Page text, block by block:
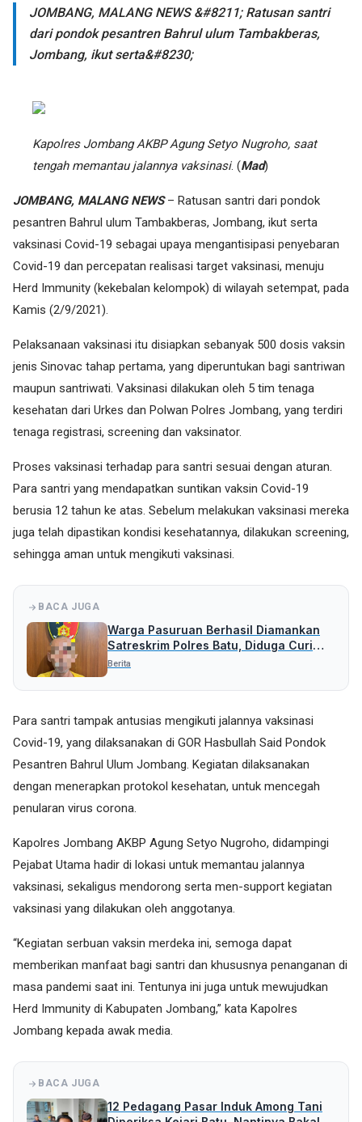
JOMBANG, MALANG NEWS &#8211; Ratusan santri
dari pondok pesantren Bahrul ulum Tambakberas,
Jombang, ikut serta&#8230;
Kapolres Jombang AKBP Agung Setyo Nugroho, saat
tengah memantau jalannya vaksinasi. (Mad)
JOMBANG, MALANG NEWS– Ratusan santri dari pondok
pesantren Bahrul ulum Tambakberas, Jombang, ikut serta
vaksinasi Covid-19 sebagai upaya mengantisipasi penyebaran
Covid-19 dan percepatan realisasi target vaksinasi, menuju
Herd Immunity (kekebalan kelompok) di wilayah setempat, pada
Kamis (2/9/2021).
Pelaksanaan vaksinasi itu disiapkan sebanyak 500 dosis vaksin
jenis Sinovac tahap pertama, yang diperuntukan bagi santriwan
maupun santriwati. Vaksinasi dilakukan oleh 5 tim tenaga
kesehatan dari Urkes dan Polwan Polres Jombang, yang terdiri
tenaga registrasi, screening dan vaksinator.
Proses vaksinasi terhadap para santri sesuai dengan aturan.
Para santri yang mendapatkan suntikan vaksin Covid-19
berusia 12 tahun ke atas. Sebelum melakukan vaksinasi mereka
juga telah dipastikan kondisi kesehatannya, dilakukan screening,
sehingga aman untuk mengikuti vaksinasi.
BACA JUGA
Warga Pasuruan Berhasil Diamankan
Satreskrim Polres Batu, Diduga Curi
Uang Rp 5 Juta
Berita
Para santri tampak antusias mengikuti jalannya vaksinasi
Covid-19, yang dilaksanakan di GOR Hasbullah Said Pondok
Pesantren Bahrul Ulum Jombang. Kegiatan dilaksanakan
dengan menerapkan protokol kesehatan, untuk mencegah
penularan virus corona.
Kapolres Jombang AKBP Agung Setyo Nugroho, didampingi
Pejabat Utama hadir di lokasi untuk memantau jalannya
vaksinasi, sekaligus mendorong serta men-support kegiatan
vaksinasi yang dilakukan oleh anggotanya.
“Kegiatan serbuan vaksin merdeka ini, semoga dapat
memberikan manfaat bagi santri dan khususnya penanganan di
masa pandemi saat ini. Tentunya ini juga untuk mewujudkan
Herd Immunity di Kabupaten Jombang,” kata Kapolres
Jombang kepada awak media.
BACA JUGA
12 Pedagang Pasar Induk Among Tani